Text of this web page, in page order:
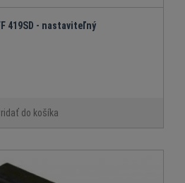
419SD - nastaviteľný
do košíka